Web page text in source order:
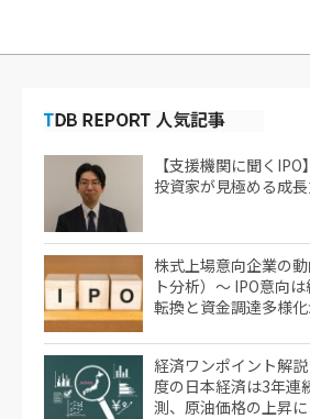
【支援機関に聞く
投資家が見極める成長
株式上場意向企業の
ト分析）～ IPO意向
転換と資金調達多様
経済ワンポイント解
度の日本経済は3年連
測、原油価格の上昇